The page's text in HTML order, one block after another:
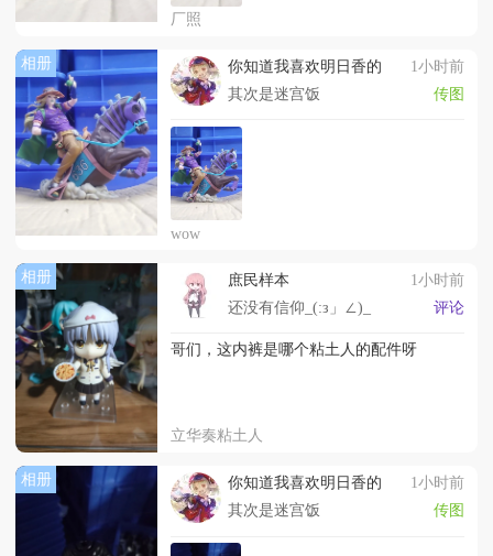
厂照
相册 你知道我喜欢明日香的
1小时前
其次是迷宫饭
传图
wow
相册 庶民样本
1小时前
还没有信仰_(:з」∠)_
评论
哥们，这内裤是哪个粘土人的配件呀
立华奏粘土人
相册 你知道我喜欢明日香的
1小时前
其次是迷宫饭
传图